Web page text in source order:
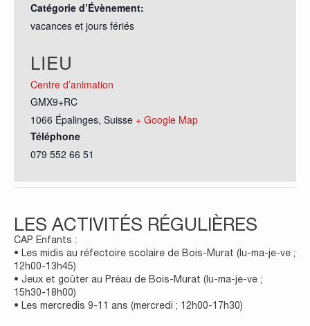
Catégorie d’Évènement:
vacances et jours fériés
LIEU
Centre d’animation
GMX9+RC
1066 Épalinges, Suisse + Google Map
Téléphone
079 552 66 51
LES ACTIVITÉS RÉGULIÈRES
CAP Enfants :
• Les midis au réfectoire scolaire de Bois-Murat (lu-ma-je-ve ;
12h00-13h45)
• Jeux et goûter au Préau de Bois-Murat (lu-ma-je-ve ;
15h30-18h00)
• Les mercredis 9-11 ans (mercredi ; 12h00-17h30)